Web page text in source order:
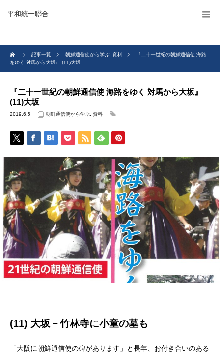
平和統一聯合
記事一覧 朝鮮通信使から学ぶ 資料
『二十一世紀の朝鮮通信使 海路
をゆく 対馬から大坂』 (11)大坂
『二十一世紀の朝鮮通信使 海路をゆく 対馬から大坂』
(11)大坂
2019.6.5 朝鮮通信使から学ぶ 資料
(11) 大坂－竹林寺に小童の墓も
「大阪に朝鮮通信使の碑があります」と長年、お付き合いのある